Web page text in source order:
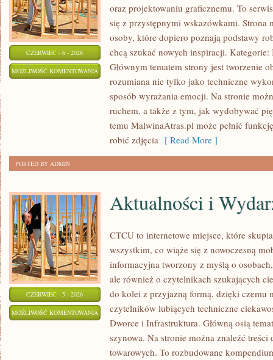
CZERWIEC - 6 - 2026
MOŻLIWOŚĆ KOMENTOWANIA PROJEKTY
KREATYWNE
TRIKI
oraz projektowaniu graficznemu. To
się z przystępnymi wskazówkami. Strona
osoby, które dopiero poznają podstawy
chcą szukać nowych inspiracji.
Głównym tematem strony jest tworzenie
rozumiana nie tylko jako techniczne
sposób wyrażania emocji. Na stronie
ruchem, a także z tym, jak wydobywać
temu MalwinaAtras.pl może pełnić
robić zdjęcia [ Read More ]
POSTED BY ADMIN
CZERWIEC - 5 - 2026
MOŻLIWOŚĆ KOMENTOWANIA AKTUALNOŚCI
WYDARZENIA
Aktualności i
CTCU to internetowe miejsce, które
wszystkim, co wiąże się z nowoczesną
informacyjna tworzony z myślą o
ale również o czytelnikach szukających
do kolei z przyjazną formą, dzięki czemu
czytelników lubiących techniczne
Dworce i Infrastruktura. Główną osią
szynowa. Na stronie można znaleźć treści
towarowych. To rozbudowane